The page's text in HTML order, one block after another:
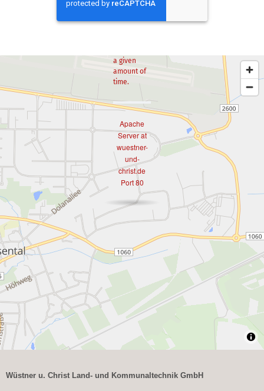
a given
amount of
time.
Apache
Server at
wuestner-
und-
christ.de
Port 80
Wüstner u. Christ Land- und Kommunaltechnik GmbH